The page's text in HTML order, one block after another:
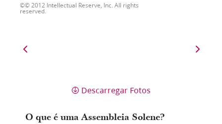
© 2012 Intellectual Reserve, Inc. All rights
reserved.
Descarregar Fotos
O que é uma Assembleia Solene?